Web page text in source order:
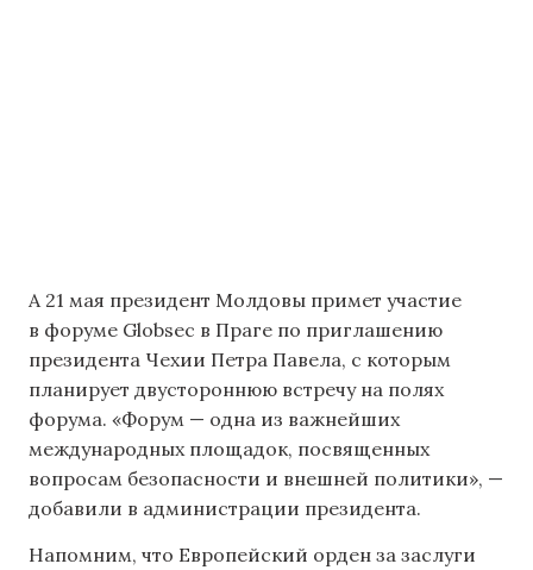
А 21 мая президент Молдовы примет участие
в форуме Globsec в Праге по приглашению
президента Чехии Петра Павела, с которым
планирует двустороннюю встречу на полях
форума. «Форум — одна из важнейших
международных площадок, посвященных
вопросам безопасности и внешней политики», —
добавили в администрации президента.
Напомним, что Европейский орден за заслуги